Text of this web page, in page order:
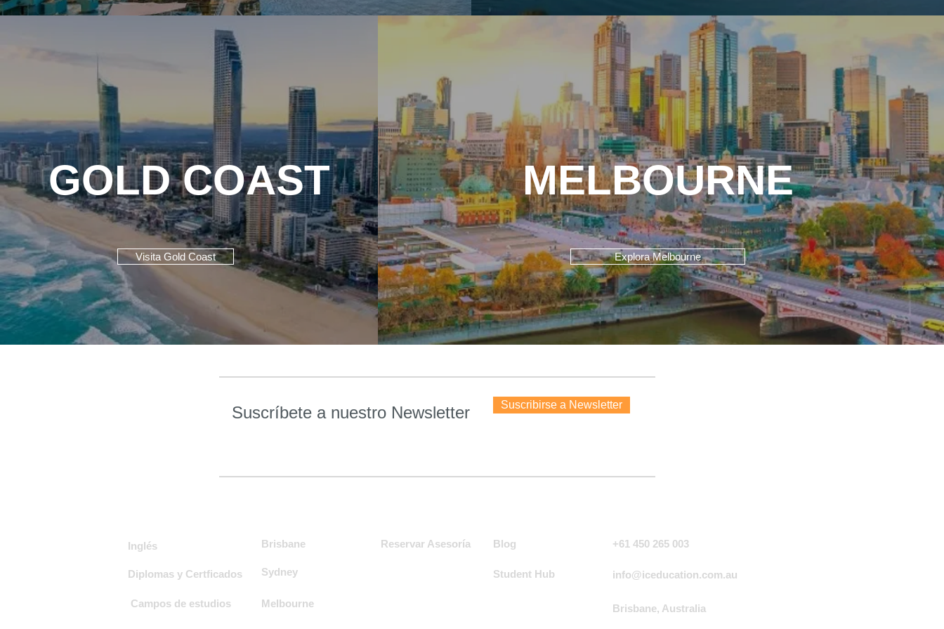
GOLD COAST
Visita Gold Coast
MELBOURNE
Explora Melbourne
Inglés
Diplomas y Certficados
Campos de estudios
Brisbane
Sydney
Melbourne
Reservar Asesoría Blog
Student Hub
+61 450 265 003
info@iceducation.com.au
Brisbane, Australia
Suscríbete a nuestro Newsletter Suscribirse a Newsletter